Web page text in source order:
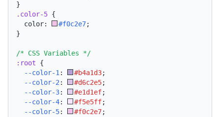
}
.color-5 {
  color:
#f0c2e7;
}
/* CSS Variables */
:root {
--color-1 : #b4a1d3;
--color-2 : #d6c2e5;
--color-3: #e1d1ef;
--color-4: #f5e5ff;
--color-5: #f0c2e7;